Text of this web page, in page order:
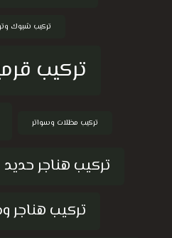
تركيب شبوك
تركيب
تركيب مظلات وسواتر
تركيب هناجر حديد
تركيب هناجر